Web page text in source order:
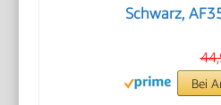
Schwarz,
Bei